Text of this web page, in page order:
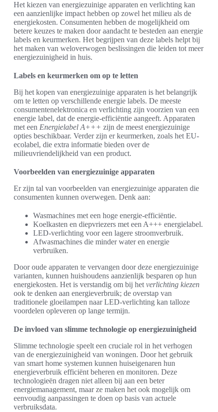
Het kiezen van energiezuinige apparaten en verlichting kan
een aanzienlijke impact hebben op zowel het milieu als de
energiekosten. Consumenten hebben de mogelijkheid om
betere keuzes te maken door aandacht te besteden aan energie
labels en keurmerken. Het begrijpen van deze labels helpt bij
het maken van weloverwogen beslissingen die leiden tot meer
energiezuinigheid in huis.
Labels en keurmerken om op te letten
Bij het kopen van energiezuinige apparaten is het belangrijk
om te letten op verschillende energie labels. De meeste
consumentenelektronica en verlichting zijn voorzien van een
energie label, dat de energie-efficiëntie aangeeft. Apparaten
met een Energielabel A+++ zijn de meest energiezuinige
opties beschikbaar. Verder zijn er keurmerken, zoals het EU-
ecolabel, die extra informatie bieden over de
milieuvriendelijkheid van een product.
Voorbeelden van energiezuinige apparaten
Er zijn tal van voorbeelden van energiezuinige apparaten die
consumenten kunnen overwegen. Denk aan:
Wasmachines met een hoge energie-efficiëntie.
Koelkasten en diepvriezers met een A+++ energielabel.
LED-verlichting voor een lagere stroomverbruik.
Afwasmachines die minder water en energie
verbruiken.
Door oude apparaten te vervangen door deze energiezuinige
varianten, kunnen huishoudens aanzienlijk besparen op hun
energiekosten. Het is verstandig om bij het verlichting kiezen
ook te denken aan energieverbruik; de overstap van
traditionele gloeilampen naar LED-verlichting kan talloze
voordelen opleveren op lange termijn.
De invloed van slimme technologie op energiezuinigheid
Slimme technologie speelt een cruciale rol in het verhogen
van de energiezuinigheid van woningen. Door het gebruik
van smart home systemen kunnen huiseigenaren hun
energieverbruik efficiënt beheren en monitoren. Deze
technologieën dragen niet alleen bij aan een beter
energiemanagement, maar ze maken het ook mogelijk om
eenvoudig aanpassingen te doen op basis van actuele
verbruiksdata.